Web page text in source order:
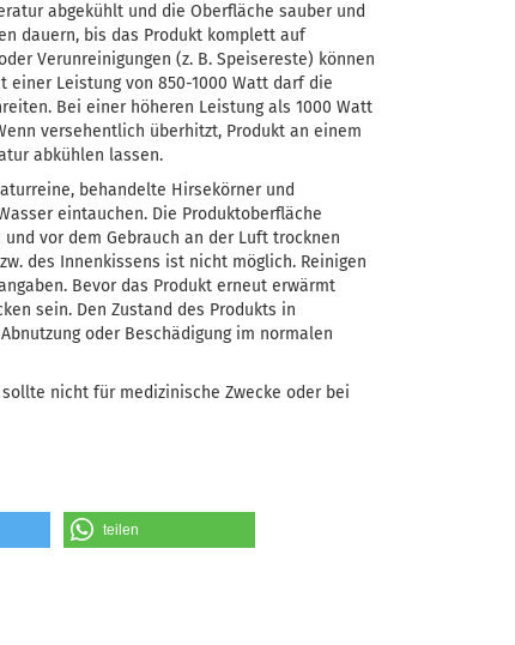
abgekühlt und die Oberfläche sauber und
dauern, bis das Produkt komplett auf
Verunreinigungen (z. B. Speisereste) können
einer Leistung von 850-1000 Watt darf die
Bei einer höheren Leistung als 1000 Watt
versehentlich überhitzt, Produkt an einem
abkühlen lassen.
behandelte Hirsekörner und
eintauchen. Die Produktoberfläche
vor dem Gebrauch an der Luft trocknen
des Innenkissens ist nicht möglich. Reinigen
Bevor das Produkt erneut erwärmt
sein. Den Zustand des Produkts in
oder Beschädigung im normalen
nicht für medizinische Zwecke oder bei
teilen